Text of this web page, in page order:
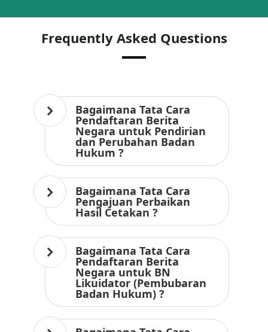
Frequently Asked Questions
Bagaimana Tata Cara
Pendaftaran Berita
Negara untuk Pendirian
dan Perubahan Badan
Hukum ?
Bagaimana Tata Cara
Pengajuan Perbaikan
Hasil Cetakan ?
Bagaimana Tata Cara
Pendaftaran Berita
Negara untuk BN
Likuidator (Pembubaran
Badan Hukum) ?